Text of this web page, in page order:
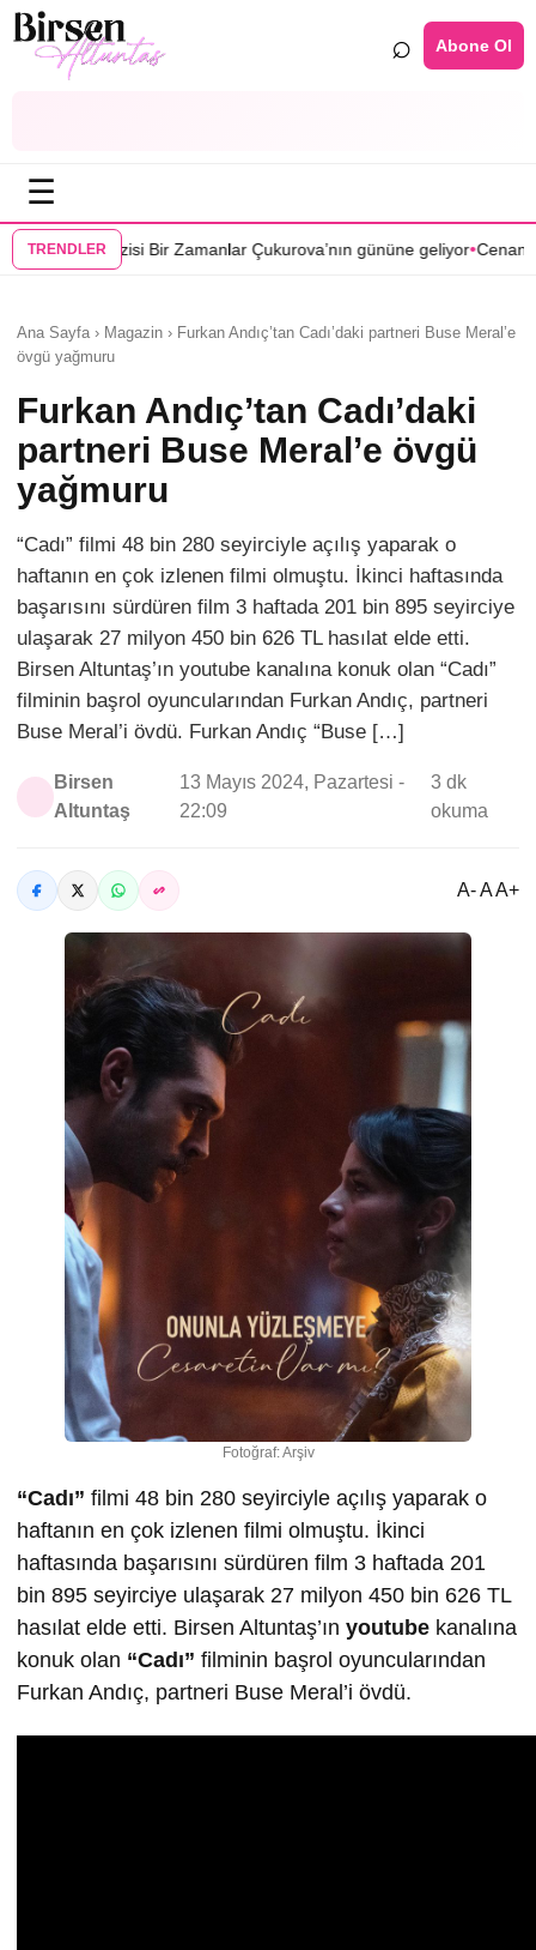
⌕ Abone Ol
☰
TRENDLER
Zamanlar Çukurova’nın gününe geliyor•Cenan Çamyurdu
Ana Sayfa › Magazin › Furkan Andıç’tan Cadı’daki partneri Buse Meral’e
övgü yağmuru
Furkan Andıç’tan Cadı’daki
partneri Buse Meral’e övgü
yağmuru
“Cadı” filmi 48 bin 280 seyirciyle açılış yaparak o
haftanın en çok izlenen filmi olmuştu. İkinci haftasında
başarısını sürdüren film 3 haftada 201 bin 895 seyirciye
ulaşarak 27 milyon 450 bin 626 TL hasılat elde etti.
Birsen Altuntaş’ın youtube kanalına konuk olan “Cadı”
filminin başrol oyuncularından Furkan Andıç, partneri
Buse Meral’i övdü. Furkan Andıç “Buse […]
Birsen
Altuntaş
13 Mayıs 2024, Pazartesi -
22:09
3 dk
okuma
A- A A+
Fotoğraf: Arşiv
“Cadı” filmi 48 bin 280 seyirciyle açılış yaparak o
haftanın en çok izlenen filmi olmuştu. İkinci
haftasında başarısını sürdüren film 3 haftada 201
bin 895 seyirciye ulaşarak 27 milyon 450 bin 626 TL
hasılat elde etti. Birsen Altuntaş’ın youtube kanalına
konuk olan “Cadı” filminin başrol oyuncularından
Furkan Andıç, partneri Buse Meral’i övdü.